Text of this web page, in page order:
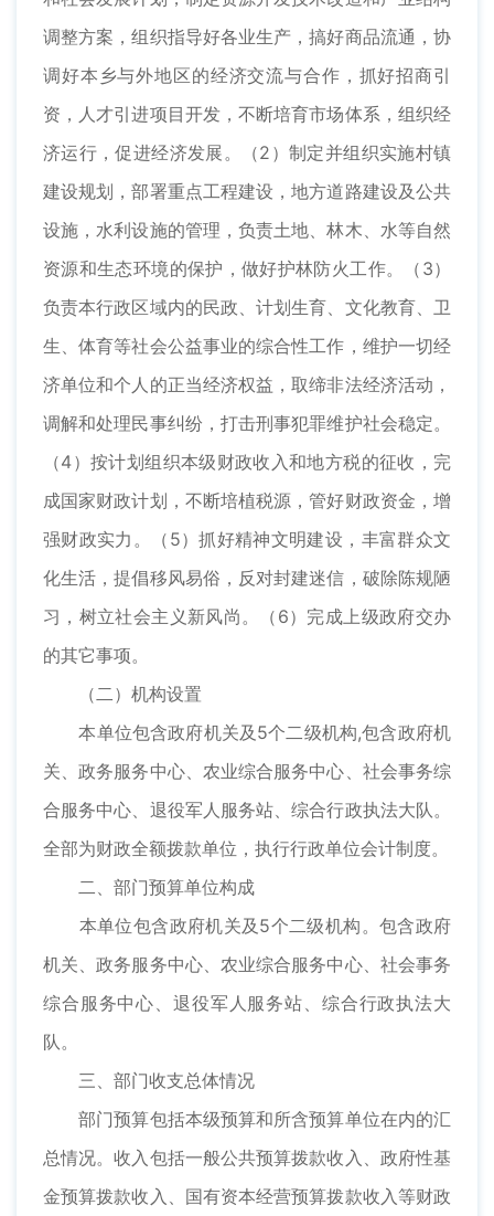
调整方案，组织指导好各业生产，搞好商品流通，协
调好本乡与外地区的经济交流与合作，抓好招商引
资，人才引进项目开发，不断培育市场体系，组织经
济运行，促进经济发展。（2）制定并组织实施村镇
建设规划，部署重点工程建设，地方道路建设及公共
设施，水利设施的管理，负责土地、林木、水等自然
资源和生态环境的保护，做好护林防火工作。（3）
负责本行政区域内的民政、计划生育、文化教育、卫
生、体育等社会公益事业的综合性工作，维护一切经
济单位和个人的正当经济权益，取缔非法经济活动，
调解和处理民事纠纷，打击刑事犯罪维护社会稳定。
（4）按计划组织本级财政收入和地方税的征收，完
成国家财政计划，不断培植税源，管好财政资金，增
强财政实力。（5）抓好精神文明建设，丰富群众文
化生活，提倡移风易俗，反对封建迷信，破除陈规陋
习，树立社会主义新风尚。（6）完成上级政府交办
的其它事项。
（二）机构设置
本单位包含政府机关及5个二级机构,包含政府机
关、政务服务中心、农业综合服务中心、社会事务综
合服务中心、退役军人服务站、综合行政执法大队。
全部为财政全额拨款单位，执行行政单位会计制度。
二、部门预算单位构成
本单位包含政府机关及5个二级机构。包含政府
机关、政务服务中心、农业综合服务中心、社会事务
综合服务中心、退役军人服务站、综合行政执法大
队。
三、部门收支总体情况
部门预算包括本级预算和所含预算单位在内的汇
总情况。收入包括一般公共预算拨款收入、政府性基
金预算拨款收入、国有资本经营预算拨款收入等财政